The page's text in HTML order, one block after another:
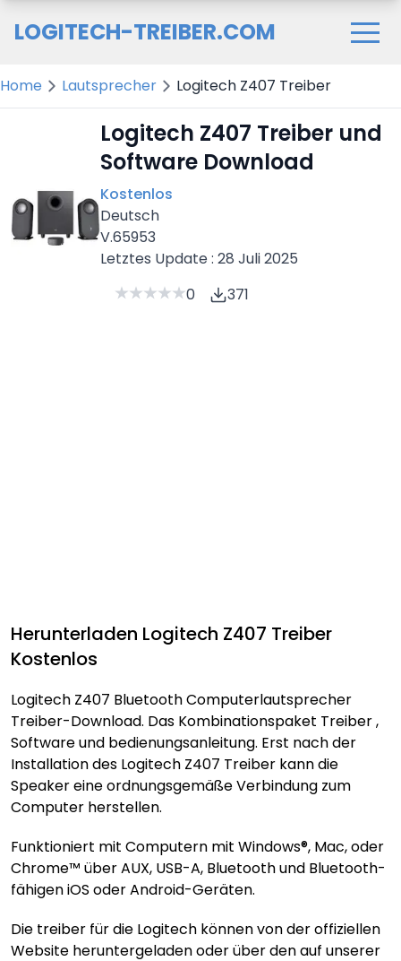
LOGITECH-TREIBER.COM
Home Lautsprecher Logitech Z407 Treiber
Logitech Z407 Treiber und
Software Download
Kostenlos
Deutsch
V.65953
Letztes Update : 28 Juli 2025
0
371
Herunterladen Logitech Z407 Treiber
Kostenlos
Logitech Z407 Bluetooth Computerlautsprecher
Treiber-Download. Das Kombinationspaket Treiber ,
Software und bedienungsanleitung. Erst nach der
Installation des Logitech Z407 Treiber kann die
Speaker eine ordnungsgemäße Verbindung zum
Computer herstellen.
Funktioniert mit Computern mit Windows®, Mac, oder
Chrome™ über AUX, USB-A, Bluetooth und Bluetooth-
fähigen iOS oder Android-Geräten.
Die treiber für die Logitech können von der offiziellen
Website heruntergeladen oder über den auf unserer